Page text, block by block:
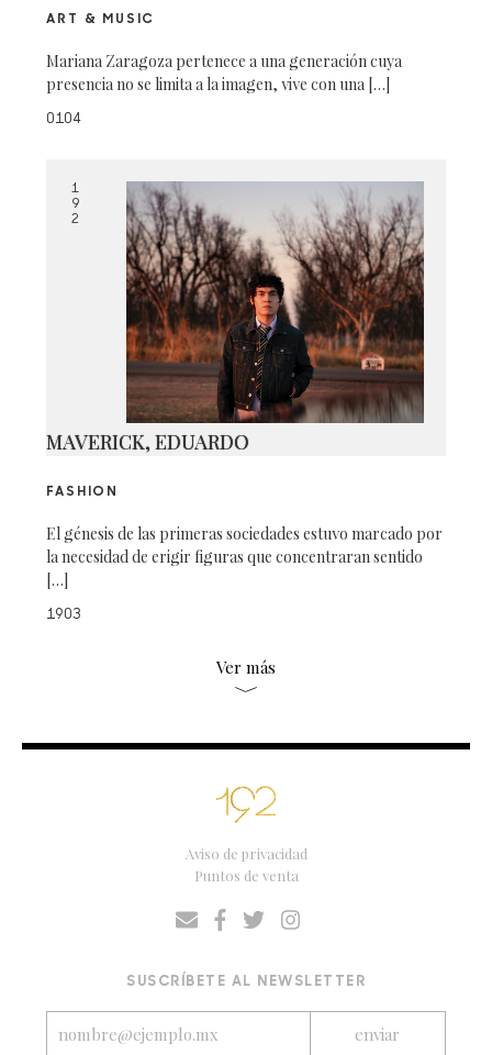
ART & MUSIC
Mariana Zaragoza pertenece a una generación cuya
presencia no se limita a la imagen, vive con una […]
0104
1
9
2
MAVERICK, EDUARDO
FASHION
El génesis de las primeras sociedades estuvo marcado por
la necesidad de erigir figuras que concentraran sentido
[…]
1903
Ver más
Aviso de privacidad
Puntos de venta
SUSCRÍBETE AL NEWSLETTER